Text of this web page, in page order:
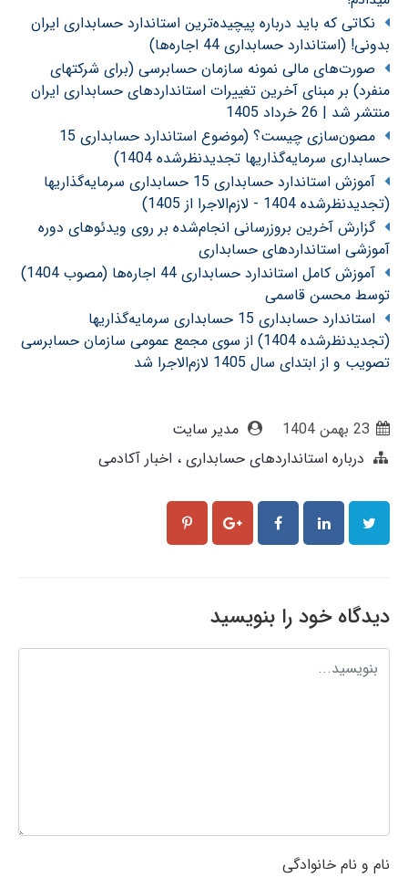
نکاتی که باید درباره پیچیده‌ترین استاندارد حسابداری ایران
بدونی! (استاندارد حسابداری 44 اجاره‌ها)
صورت‌های مالی نمونه سازمان حسابرسی (برای شرکتهای
منفرد) بر مبنای آخرین تغییرات استانداردهای حسابداری ایران
منتشر شد | 26 خرداد 1405
مصون‌سازی چیست؟ (موضوع استاندارد حسابداری 15
حسابداری سرمایه‌گذاریها تجدیدنظرشده 1404)
آموزش استاندارد حسابداری 15 حسابداری سرمایه‌گذاریها
(تجدیدنظرشده 1404 - لازم‌الاجرا از 1405)
گزارش آخرین بروزرسانی انجام‌شده بر روی ویدئوهای دوره
آموزشی استانداردهای حسابداری
آموزش کامل استاندارد حسابداری 44 اجاره‌ها (مصوب 1404)
توسط محسن قاسمی
استاندارد حسابداری 15 حسابداری سرمایه‌گذاریها
(تجدیدنظرشده 1404) از سوی مجمع عمومی سازمان حسابرسی
تصویب و از ابتدای سال 1405 لازم‌الاجرا شد
23 بهمن 1404
مدیر سایت
درباره استانداردهای حسابداری اخبار آکادمی
دیدگاه خود را بنویسید
نام و نام خانوادگی